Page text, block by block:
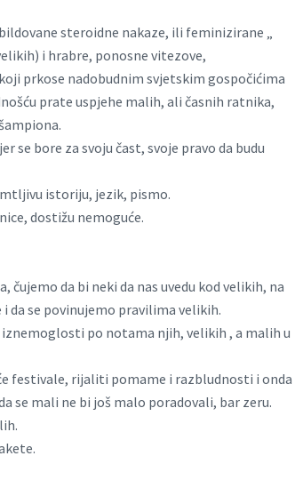
steroidne nakaze, ili feminizirane „
i hrabre, ponosne vitezove,
prkose nadobudnim svjetskim gospočićima
prate uspjehe malih, ali časnih ratnika,
se bore za svoju čast, svoje pravo da budu
istoriju, jezik, pismo.
dostižu nemoguće.
da bi neki da nas uvedu kod velikih, na
da se povinujemo pravilima velikih.
po notama njih, velikih , a malih u
festivale, rijaliti pomame i razbludnosti i onda
se mali ne bi još malo poradovali, bar zeru.